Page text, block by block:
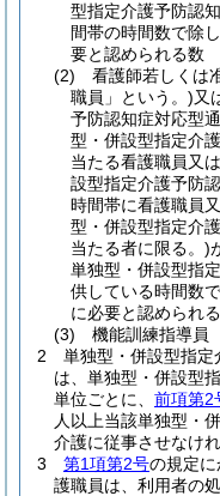
型指定介護予防認
間帯の時間数で除
要と認められる数
(2)
看護師若しくは
職員」という。)又
予防認知症対応型
型・併設型指定介
当たる看護職員又
設型指定介護予防
時間帯に看護職員
型・併設型指定介
当たる者に限る。)
単独型・併設型指
供している時間数
に必要と認められ
(3)
機能訓練指導
2
単独型・併設型指
は、単独型・併設型
単位ごとに、 前項第2
人以上当該単独型・
介護に従事させなけ
3
第1項第2号の規定に
護職員は、利用者の